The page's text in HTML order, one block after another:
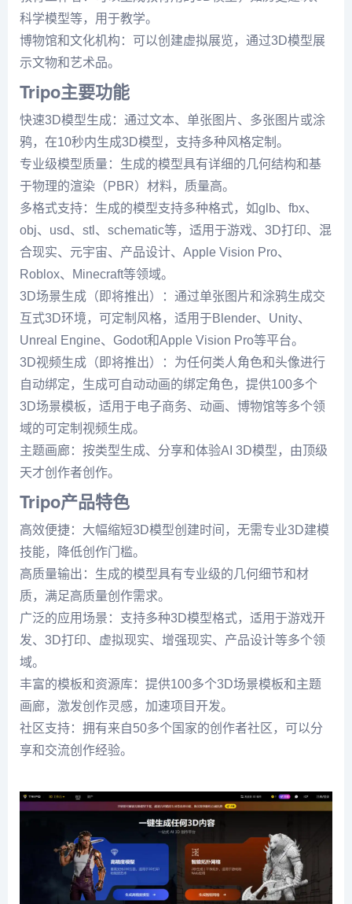
科学模型等，用于教学。
博物馆和文化机构：可以创建虚拟展览，通过3D模型展
示文物和艺术品。
Tripo主要功能
快速3D模型生成：通过文本、单张图片、多张图片或涂
鸦，在10秒内生成3D模型，支持多种风格定制。
专业级模型质量：生成的模型具有详细的几何结构和基
于物理的渲染（PBR）材料，质量高。
多格式支持：生成的模型支持多种格式，如glb、fbx、
obj、usd、stl、schematic等，适用于游戏、3D打印、混
合现实、元宇宙、产品设计、Apple Vision Pro、
Roblox、Minecraft等领域。
3D场景生成（即将推出）：通过单张图片和涂鸦生成交
互式3D环境，可定制风格，适用于Blender、Unity、
Unreal Engine、Godot和Apple Vision Pro等平台。
3D视频生成（即将推出）：为任何类人角色和头像进行
自动绑定，生成可自动动画的绑定角色，提供100多个
3D场景模板，适用于电子商务、动画、博物馆等多个领
域的可定制视频生成。
主题画廊：按类型生成、分享和体验AI 3D模型，由顶级
天才创作者创作。
Tripo产品特色
高效便捷：大幅缩短3D模型创建时间，无需专业3D建模
技能，降低创作门槛。
高质量输出：生成的模型具有专业级的几何细节和材
质，满足高质量创作需求。
广泛的应用场景：支持多种3D模型格式，适用于游戏开
发、3D打印、虚拟现实、增强现实、产品设计等多个领
域。
丰富的模板和资源库：提供100多个3D场景模板和主题
画廊，激发创作灵感，加速项目开发。
社区支持：拥有来自50多个国家的创作者社区，可以分
享和交流创作经验。